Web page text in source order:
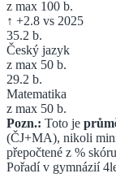
z max 100 b.
↑ +2.8 vs 2025
35.2 b.
Český jazyk
z max 50 b.
29.2 b.
Matematika
z max 50 b.
Pozn.: Toto je
(ČJ+MA), nikoli
přepočtené z %
Pořadí v gymnázií